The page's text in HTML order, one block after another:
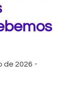
de 2026 -